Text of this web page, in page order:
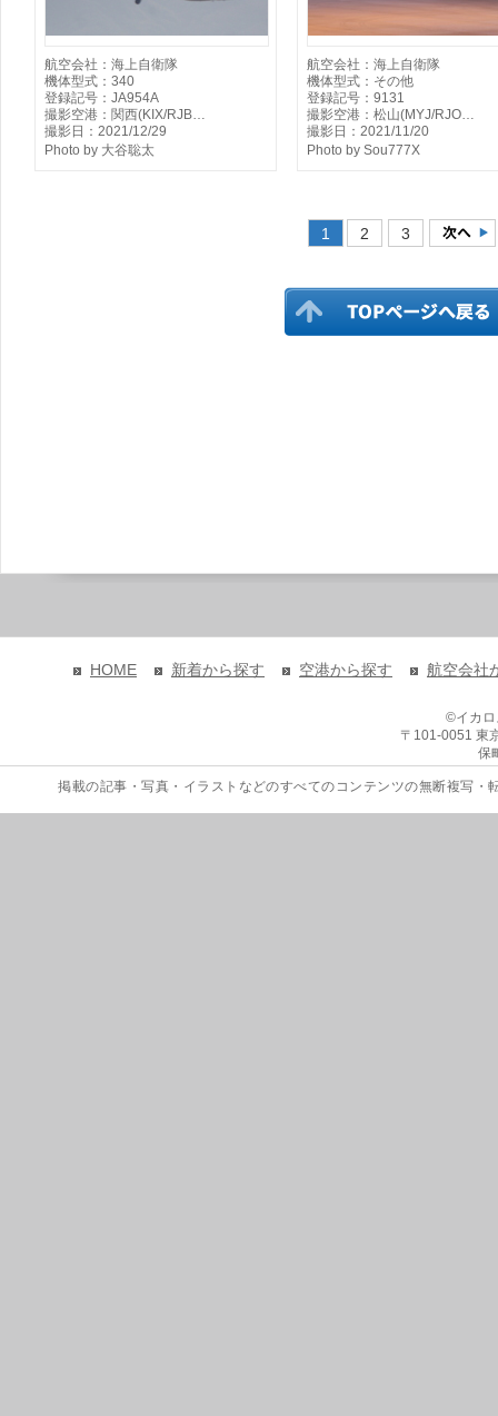
航空会社：海上自衛隊
機体型式：340
登録記号：JA954A
撮影空港：関西(KIX/RJB…
撮影日：2021/12/29
Photo by 大谷聡太
航空会社：海上自衛隊
機体型式：その他
登録記号：9131
撮影空港：松山(MYJ/RJO…
撮影日：2021/11/20
Photo by Sou777X
1 2 3
HOME 新着から探す 空港から探す 航空会社
©イカ
〒101-0051 東
保
掲載の記事・写真・イラストなどのすべてのコンテンツの無断複